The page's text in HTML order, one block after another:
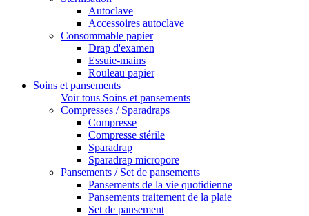
Autoclave
Accessoires autoclave
Consommable papier
Drap d'examen
Essuie-mains
Rouleau papier
Soins et pansements
Voir tous Soins et pansements
Compresses / Sparadraps
Compresse
Compresse stérile
Sparadrap
Sparadrap micropore
Pansements / Set de pansements
Pansements de la vie quotidienne
Pansements traitement de la plaie
Set de pansement